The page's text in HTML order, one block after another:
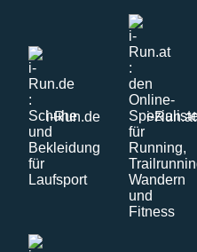
i-Run.de i-Run.at